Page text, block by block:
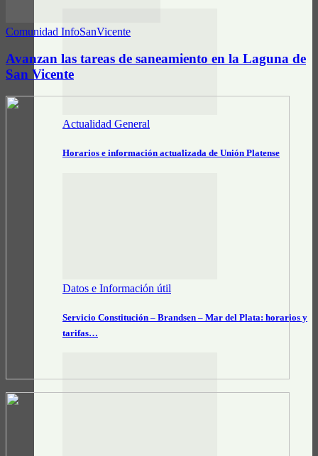
Actualidad General
Horarios e información actualizada de Unión Platense
Datos e Información útil
Servicio Constitución – Brandsen – Mar del Plata: horarios y
tarifas…
Comunidad InfoSanVicente
Avanzan las tareas de saneamiento en la Laguna de
San Vicente